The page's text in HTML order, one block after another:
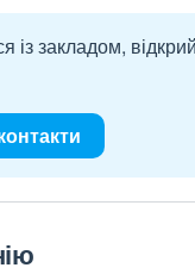
із закладом,